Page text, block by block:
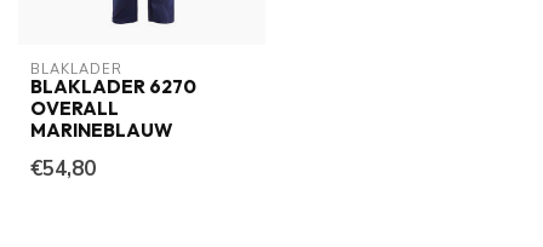
BLAKLADER
BLAKLADER 6270
OVERALL
MARINEBLAUW
€54,80